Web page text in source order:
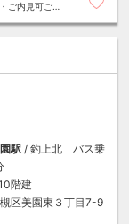
ご内見可ご予
駅/ 釣上北 バス乗
階建
区美園東３丁目7-9